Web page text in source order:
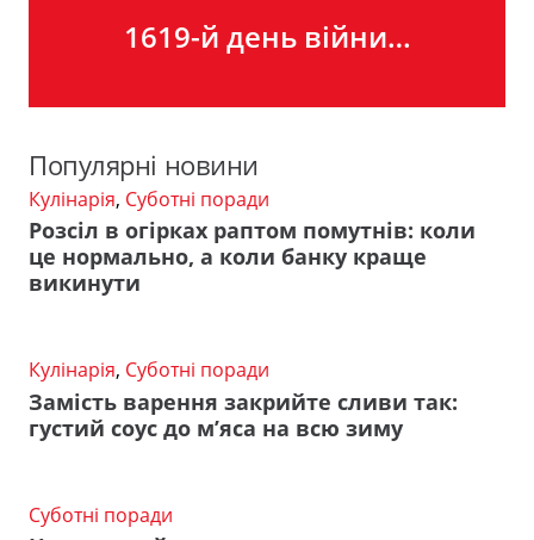
1619-й день війни…
Популярні новини
Кулінарія, Суботні поради
Розсіл в огірках раптом помутнів: коли
це нормально, а коли банку краще
викинути
Кулінарія, Суботні поради
Замість варення закрийте сливи так:
густий соус до м’яса на всю зиму
Суботні поради